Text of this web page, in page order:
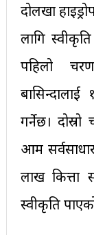
दोलखा
लागि
पहिलो
गर्नेछ।
आम
लाख कित्ता
स्वीकृति